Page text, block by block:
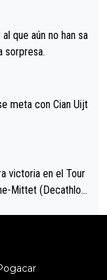
dándose la
de los típicos toqu
Ahí hubo una in
calzador en posi
el tour.
que aún no han sa
una sorpresa.
con Cian Uijt
victoria en el Tour
Mittet (Decathlon,